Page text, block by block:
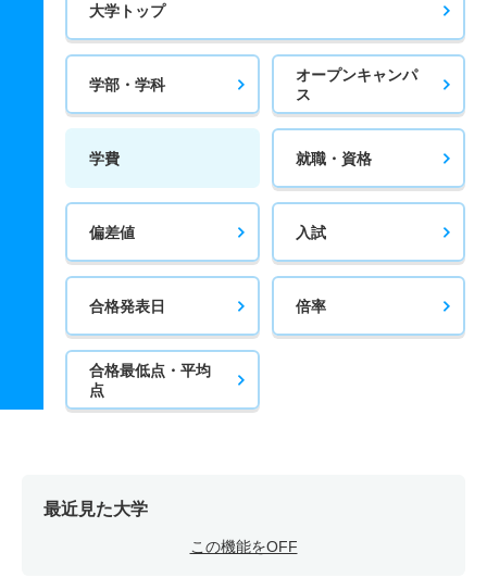
大学トップ
学部・学科
オープンキャンパ
ス
学費 就職・資格
偏差値 入試
合格発表日 倍率
合格最低点・平均
点
最近見た大学
この機能をOFF